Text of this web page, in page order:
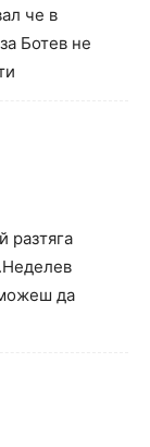
че в
Ботев не
разтяга
да